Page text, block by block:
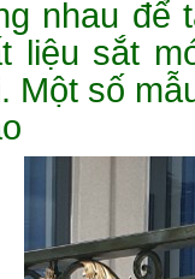
nhau để
liệu sắt
Một số